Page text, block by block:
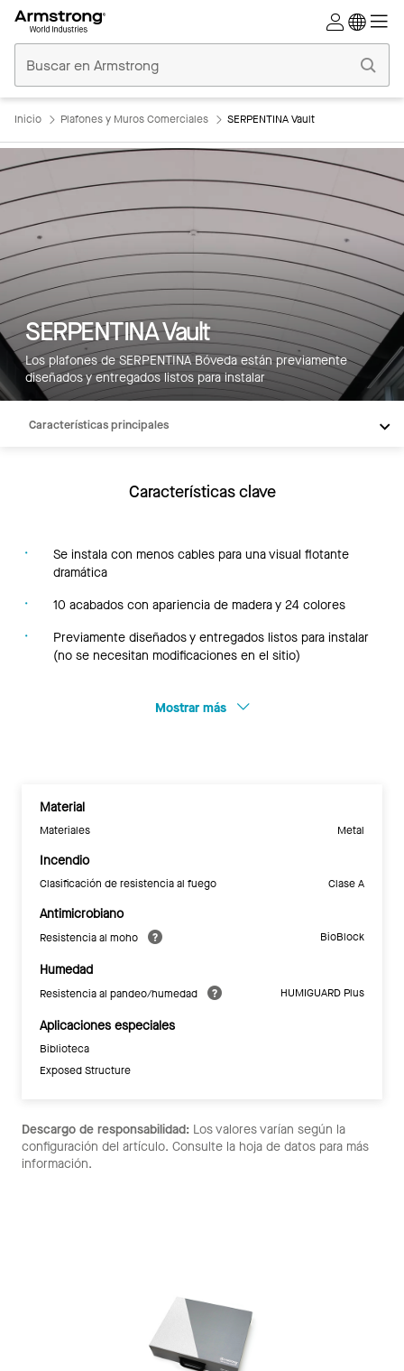
Comerciales
Inicio
Inicio Plafones y Muros Comerciales SERPENTINA Vault
SERPENTINA Vault
Los plafones de SERPENTINA Bóveda están previamente
diseñados y entregados listos para instalar
Características principales
Características clave
Se instala con menos cables para una visual flotante
dramática
10 acabados con apariencia de madera y 24 colores
Previamente diseñados y entregados listos para instalar
(no se necesitan modificaciones en el sitio)
Mostrar más
Material
Materiales Metal
Incendio
Clasificación de resistencia al fuego Clase A
Antimicrobiano
Resistencia al moho BioBlock
Humedad
Resistencia al pandeo/humedad HUMIGUARD Plus
Aplicaciones especiales
Biblioteca
Exposed Structure
Descargo de responsabilidad: Los valores varían según la
configuración del artículo. Consulte la hoja de datos para más
información.